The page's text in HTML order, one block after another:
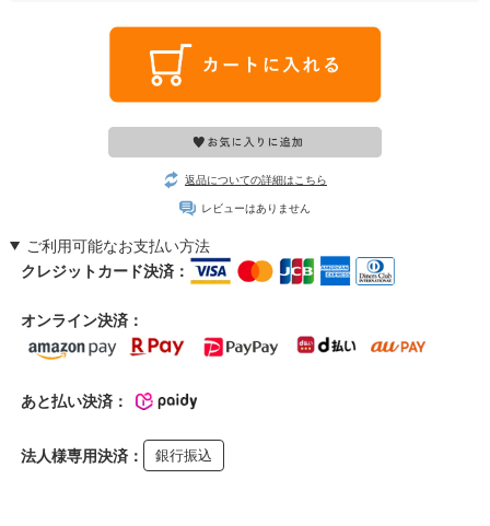
返品についての詳細はこちら
レビューはありません
ご利用可能なお支払い方法
クレジットカード決済：
オンライン決済：
あと払い決済：
法人様専用決済： 銀行振込